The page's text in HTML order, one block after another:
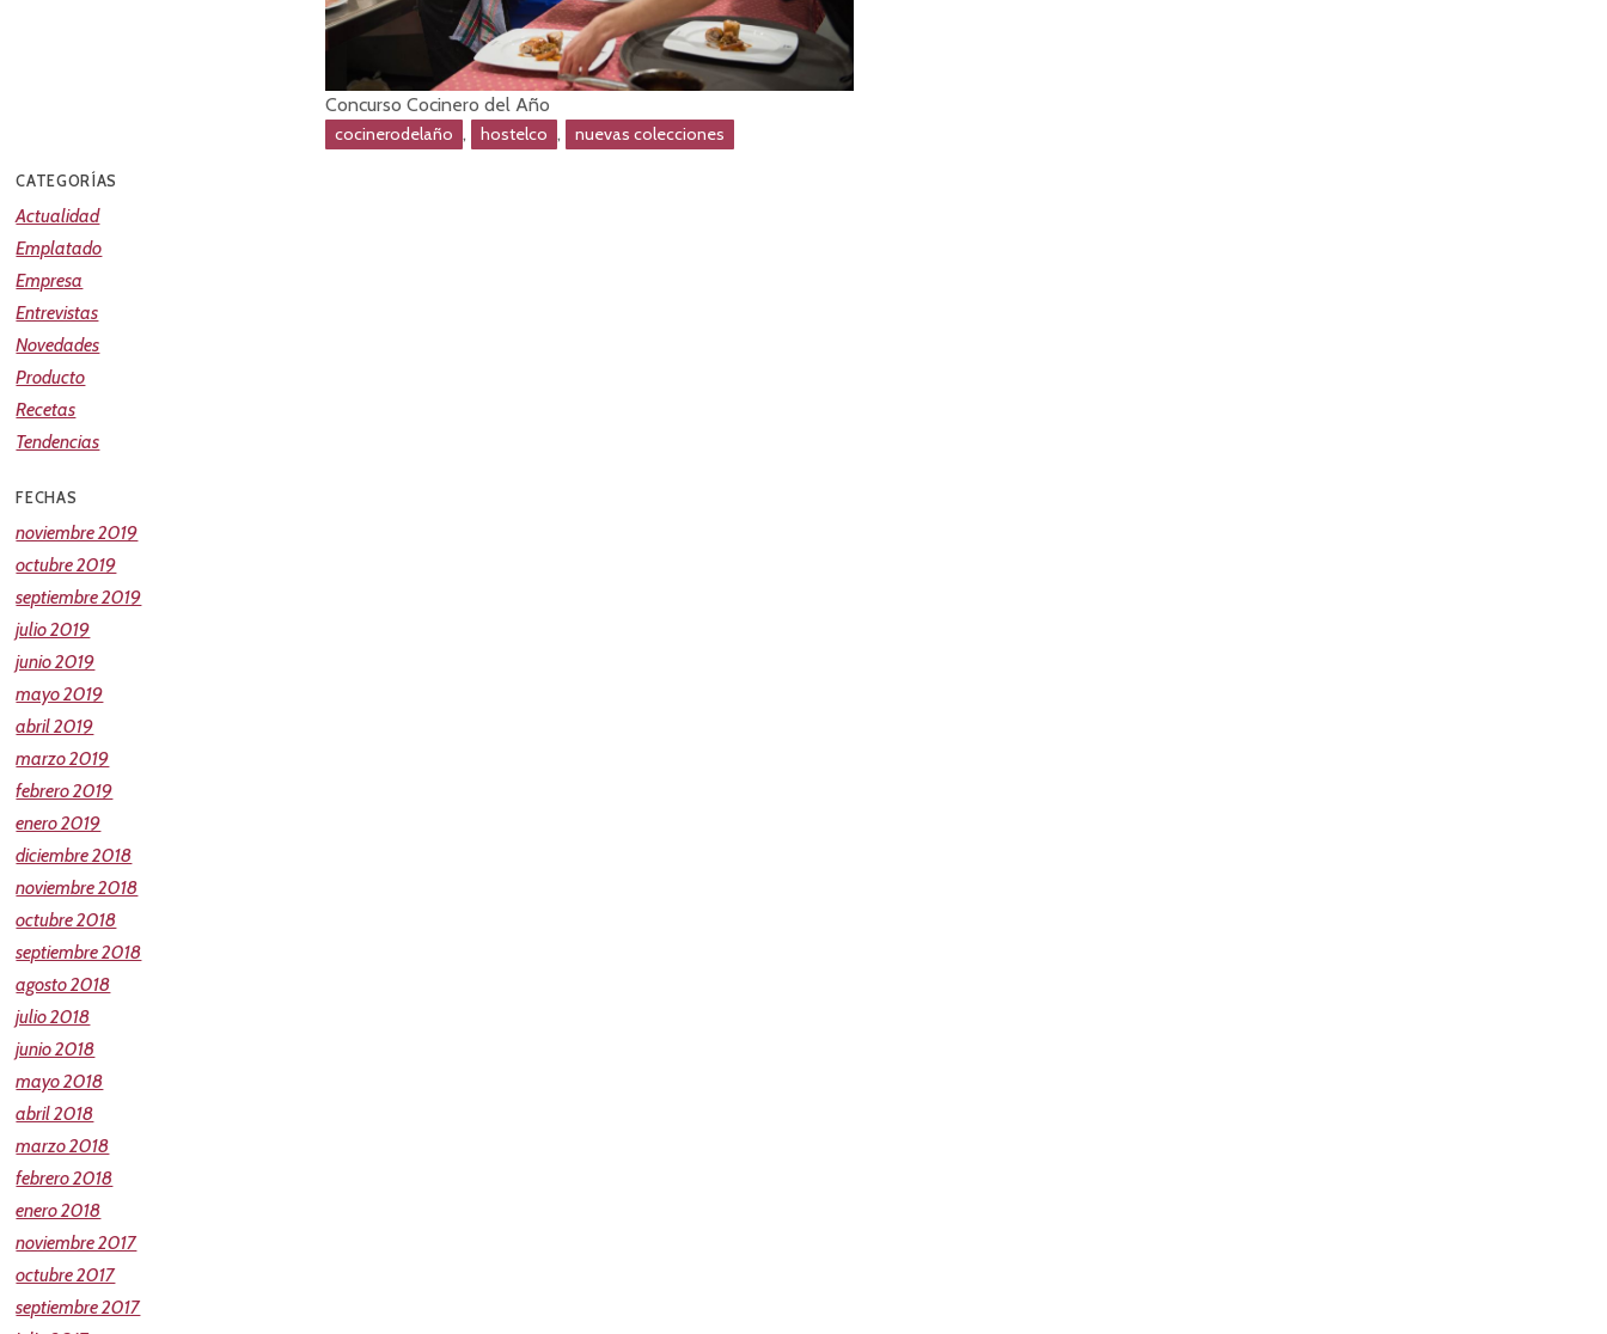
Concurso Cocinero del Año
cocinerodelaño , hostelco , nuevas colecciones
CATEGORÍAS
Actualidad
Emplatado
Empresa
Entrevistas
Novedades
Producto
Recetas
Tendencias
FECHAS
noviembre 2019
octubre 2019
septiembre 2019
julio 2019
junio 2019
mayo 2019
abril 2019
marzo 2019
febrero 2019
enero 2019
diciembre 2018
noviembre 2018
octubre 2018
septiembre 2018
agosto 2018
julio 2018
junio 2018
mayo 2018
abril 2018
marzo 2018
febrero 2018
enero 2018
noviembre 2017
octubre 2017
septiembre 2017